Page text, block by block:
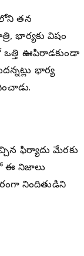
తన
భార్యకు విషం
ఒత్తి ఊపిరాడకుండా
భార్య
ఫిర్యాదు మేరకు
ఈ నిజాలు
నిందితుడిని